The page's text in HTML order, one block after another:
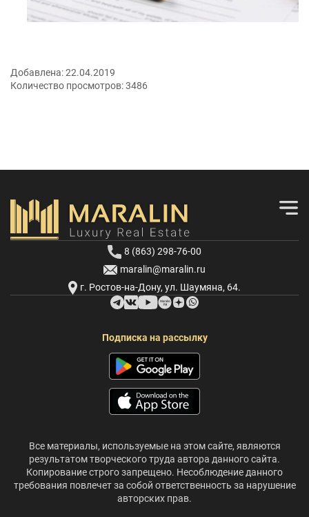
Добавлена:22.04.2019
Количество просмотров:3486
8 (863) 298-76-00
maralin@maralin.ru
г. Ростов-на-Дону, ул. Шаумяна, 64.
Подписка на рассылку
Все материалы, используемые на этом сайте, являются
результатом творческого труда автора данного сайта.
Копирование строго запрещено. Несоблюдение данного
требования повлечет за собой ответственность за нарушение
авторских прав.